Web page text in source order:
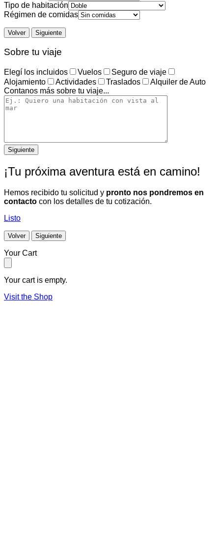
Tipo de habitación
Régimen de comidas
Volver Siguiente
Sobre tu viaje
Elegí los incluidos Vuelos
Seguro de viaje
Alojamiento
Actividades Traslados
Alquiler de Auto
Contanos más sobre tu viaje...
¡Tu próxima aventura está en camino!
Hemos recibido tu solicitud y pronto nos pondremos en
contacto con los detalles de tu cotización.
Listo
Volver Siguiente
Your Cart
Your cart is empty.
Visit the Shop